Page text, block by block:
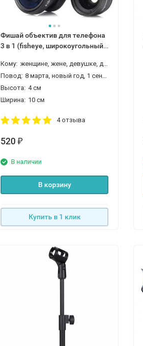
Фишай объектив для телефона
3 в 1 (fisheye, широкоугольный,
Кому: женщине, жене, девушке, девочке, дочке, внучке, сестре, подруге
Повод: 8 марта, новый год, 1 сентября (день знаний)
Высота: 4 см
Ширина: 10 см
4 отзыва
520 ₽
В наличии
В корзину
Купить в 1 клик